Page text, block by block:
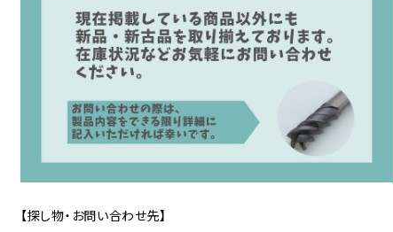
【探し物・お問い合わせ先】